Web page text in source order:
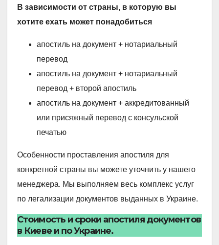
В зависимости от страны, в которую вы
хотите ехать может понадобиться
апостиль на документ + нотариальный
перевод
апостиль на документ + нотариальный
перевод + второй апостиль
апостиль на документ + аккредитованный
или присяжный перевод с консульской
печатью
Особенности проставления апостиля для
конкретной страны вы можете уточнить у нашего
менеджера. Мы выполняем весь комплекс услуг
по легализации документов выданных в Украине.
Стоимость и сроки апостиля документов
в Киеве и по Украине.